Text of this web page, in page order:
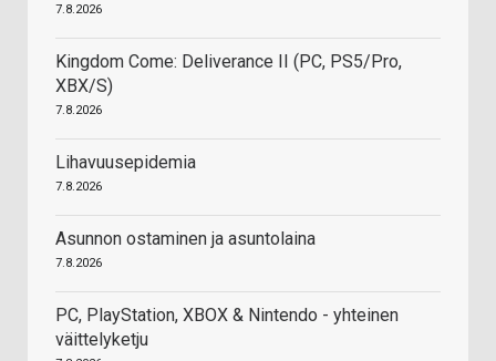
7.8.2026
Kingdom Come: Deliverance II (PC, PS5/Pro,
XBX/S)
7.8.2026
Lihavuusepidemia
7.8.2026
Asunnon ostaminen ja asuntolaina
7.8.2026
PC, PlayStation, XBOX & Nintendo - yhteinen
väittelyketju